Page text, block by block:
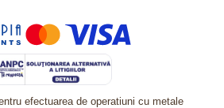
efectuarea de operatiuni cu metale